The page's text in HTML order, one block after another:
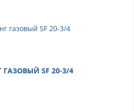
SF 20-3/4